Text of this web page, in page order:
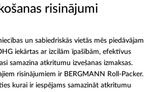
risinājumi
un sabiedriskās vietās mēs piedāvājam
iekārtas ar izcilām īpašībām, efektīvus
samazina atkritumu izvešanas izmaksas.
risinājumiem ir BERGMANN Roll-Packer.
kurai ir iespējams samazināt atkritumu